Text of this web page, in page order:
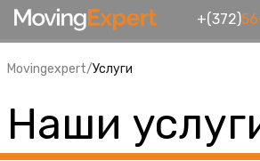
+(372)
Movingexpert/Услуги
Наши